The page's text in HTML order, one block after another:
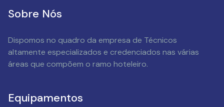
Sobre Nós
Dispomos no quadro da empresa de Técnicos
altamente especializados e credenciados nas várias
áreas que compõem o ramo hoteleiro.
Equipamentos